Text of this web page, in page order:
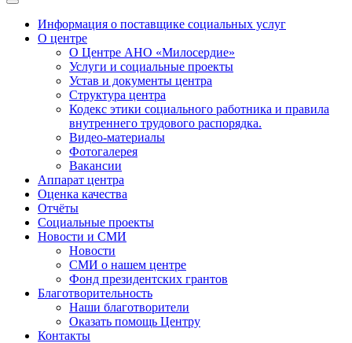
Информация о поставщике социальных услуг
О центре
О Центре АНО «Милосердие»
Услуги и социальные проекты
Устав и документы центра
Структура центра
Кодекс этики социального работника и правила
внутреннего трудового распорядка.
Видео-материалы
Фотогалерея
Вакансии
Аппарат центра
Оценка качества
Отчёты
Социальные проекты
Новости и СМИ
Новости
СМИ о нашем центре
Фонд президентских грантов
Благотворительность
Наши благотворители
Оказать помощь Центру
Контакты